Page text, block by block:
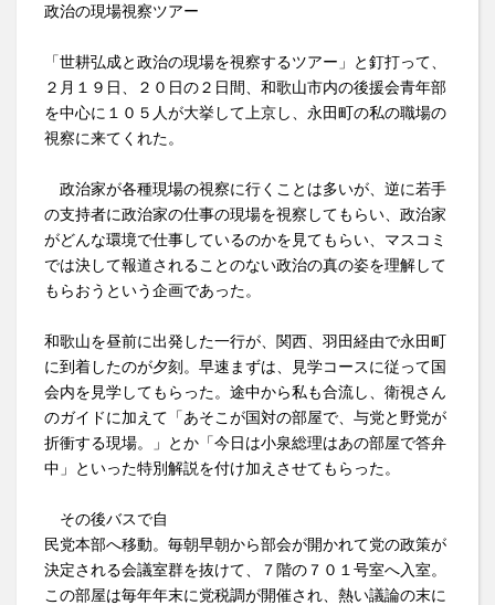
政治の現場視察ツアー
「世耕弘成と政治の現場を視察するツアー」と釘打って、
２月１９日、２０日の２日間、和歌山市内の後援会青年部
を中心に１０５人が大挙して上京し、永田町の私の職場の
視察に来てくれた。
政治家が各種現場の視察に行くことは多いが、逆に若手
の支持者に政治家の仕事の現場を視察してもらい、政治家
がどんな環境で仕事しているのかを見てもらい、マスコミ
では決して報道されることのない政治の真の姿を理解して
もらおうという企画であった。
和歌山を昼前に出発した一行が、関西、羽田経由で永田町
に到着したのが夕刻。早速まずは、見学コースに従って国
会内を見学してもらった。途中から私も合流し、衛視さん
のガイドに加えて「あそこが国対の部屋で、与党と野党が
折衝する現場。」とか「今日は小泉総理はあの部屋で答弁
中」といった特別解説を付け加えさせてもらった。
その後バスで自
民党本部へ移動。毎朝早朝から部会が開かれて党の政策が
決定される会議室群を抜けて、７階の７０１号室へ入室。
この部屋は毎年年末に党税調が開催され、熱い議論の末に